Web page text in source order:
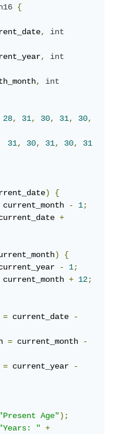
{
,
int
,
int
,
int
28, 31, 30, 31, 30,
31, 30, 31, 30,
31
)
{
current_month - 1;
+
)
{
- 1;
current_month + 12;
= current_date -
= current_month -
= current_year -
"Present Age");
"Years: "
+